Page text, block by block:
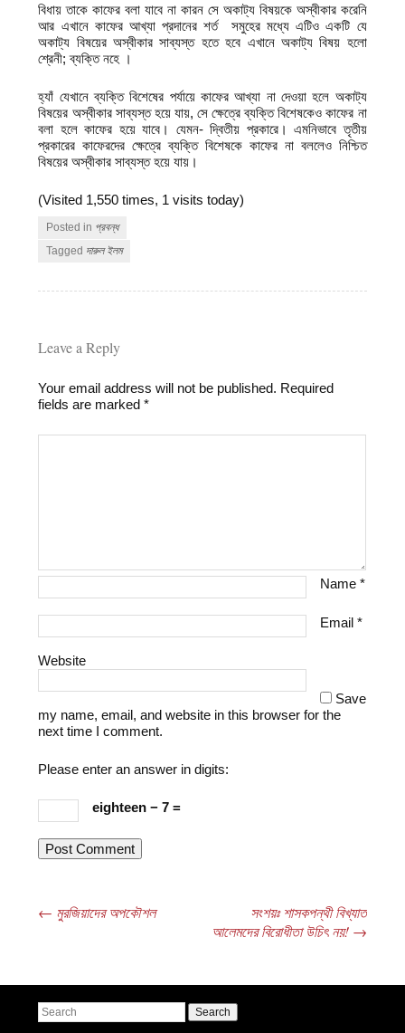
বিধায় তাকে কাফের বলা যাবে না কারন সে অকাট্য বিষয়কে অস্বীকার করেনি
আর এখানে কাফের আখ্যা প্রদানের শর্ত সমুহের মধ্যে এটিও একটি যে
অকাট্য বিষয়ের অস্বীকার সাব্যস্ত হতে হবে এখানে অকাট্য বিষয় হলো
শ্রেনী; ব্যক্তি নহে ।
হ্যাঁ যেখানে ব্যক্তি বিশেষের পর্যায়ে কাফের আখ্যা না দেওয়া হলে অকাট্য
বিষয়ের অস্বীকার সাব্যস্ত হয়ে যায়, সে ক্ষেত্রে ব্যক্তি বিশেষকেও কাফের না
বলা হলে কাফের হয়ে যাবে। যেমন- দ্বিতীয় প্রকারে। এমনিভাবে তৃতীয়
প্রকারের কাফেরদের ক্ষেত্রে ব্যক্তি বিশেষকে কাফের না বললেও নিশ্চিত
বিষয়ের অস্বীকার সাব্যস্ত হয়ে যায়।
(Visited 1,550 times, 1 visits today)
Posted in প্রবন্ধ
Tagged দারুল ইলম
Leave a Reply
Your email address will not be published. Required
fields are marked*
Name*
Email*
Website
Save
my name, email, and website in this browser for the
next time I comment.
Please enter an answer in digits:
eighteen − 7 =
Post navigation
← মুরজিয়াদের অপকৌশল
সংশয়ঃ শাসকপন্থী বিখ্যাত
আলেমদের বিরোধীতা উচিৎ নয়! →
Search